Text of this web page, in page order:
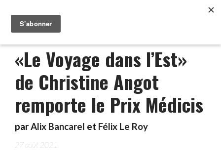
«Le Voyage dans l’Est»
de Christine Angot
remporte le Prix Médicis
parAlix Bancarel et Félix Le Roy
27 août 2021